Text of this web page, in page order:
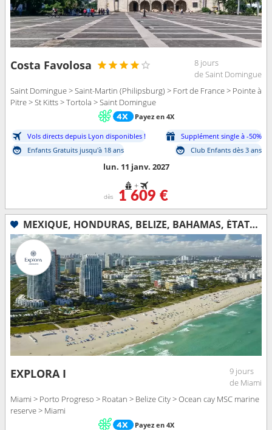
Costa Favolosa
8 jours
de Saint Domingue
Saint Domingue > Saint-Martin (Philipsburg) > Fort de France > Pointe à
Pitre > St Kitts > Tortola > Saint Domingue
Payez en 4X
Vols directs depuis Lyon disponibles !
Supplément single à -50%
Enfants Gratuits jusqu'à 18 ans
Club Enfants dès 3 ans
lun. 11 janv. 2027
+
dès 1 609 €
MEXIQUE, HONDURAS, BELIZE, BAHAMAS, ÉTATS-UNIS
EXPLORA I
9 jours
de Miami
Miami > Porto Progreso > Roatan > Belize City > Ocean cay MSC marine
reserve > Miami
Payez en 4X